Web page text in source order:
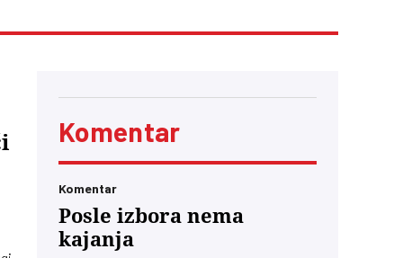
Komentar
Komentar
Posle izbora nema
kajanja